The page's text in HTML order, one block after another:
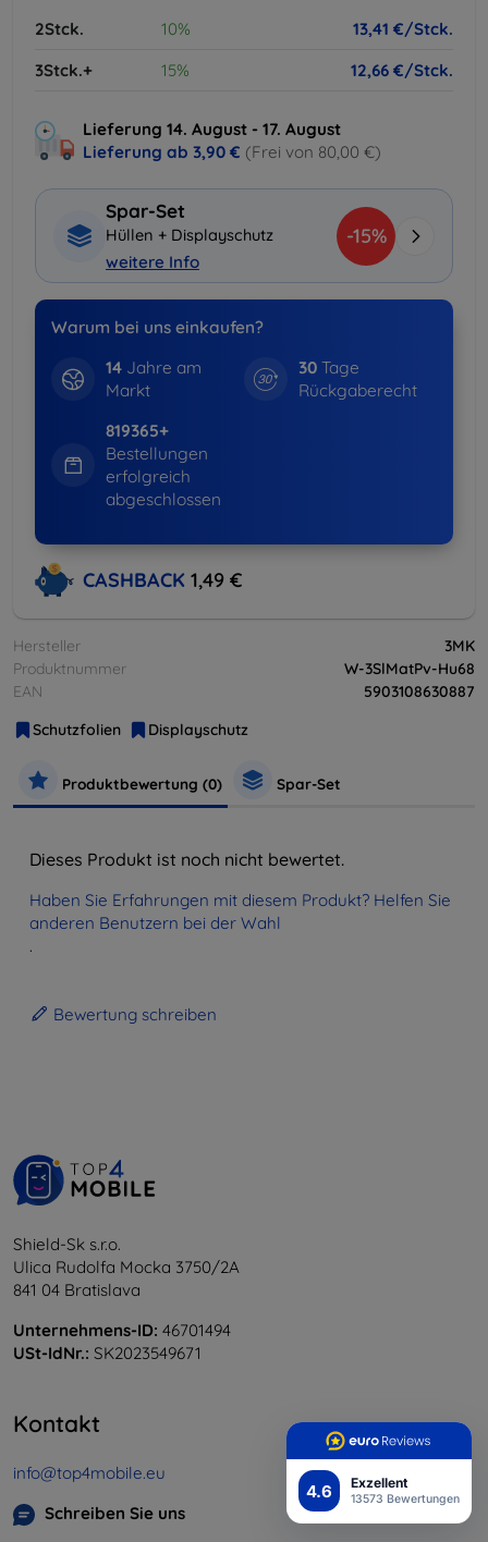
4.6 Exzellent
13573 Bewertungen
2Stck.
10%
13,41 €/Stck.
3Stck.+
15% 12,66 €/Stck.
Lieferung 14. August - 17. August
Lieferung ab 3,90 € (Frei von 80,00 €)
Spar-Set
Hüllen + Displayschutz
weitere Info
-15%
Warum bei uns einkaufen?
14Jahre am
Markt
30 Tage
Rückgaberecht
819365+
Bestellungen
erfolgreich
abgeschlossen
CASHBACK 1,49 €
Hersteller
3MK
Produktnummer
W-3SlMatPv-Hu68
EAN
5903108630887
Schutzfolien
Displayschutz
Produktbewertung (0) Spar-Set
Dieses Produkt ist noch nicht bewertet.
Haben Sie Erfahrungen mit diesem Produkt? Helfen Sie
anderen Benutzern bei der Wahl
.
Bewertung schreiben
Shield-Sk s.r.o.
Ulica Rudolfa Mocka 3750/2A
841 04 Bratislava
Unternehmens-ID: 46701494
USt-IdNr.: SK2023549671
Kontakt
info@top4mobile.eu
Schreiben Sie uns